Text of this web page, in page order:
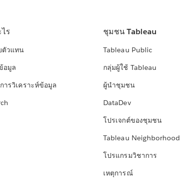
ร
ตัวแทน
อมูล
ารวิเคราะห์ข้อมูล
ชุมชน Tableau
Tableau Public
กลุ่มผู้ใช้ Tableau
ผู้นำชุมชน
DataDev
โปรเจกต์ของชุมชน
Tableau Neighborhood
โปรแกรมวิชาการ
เหตุการณ์